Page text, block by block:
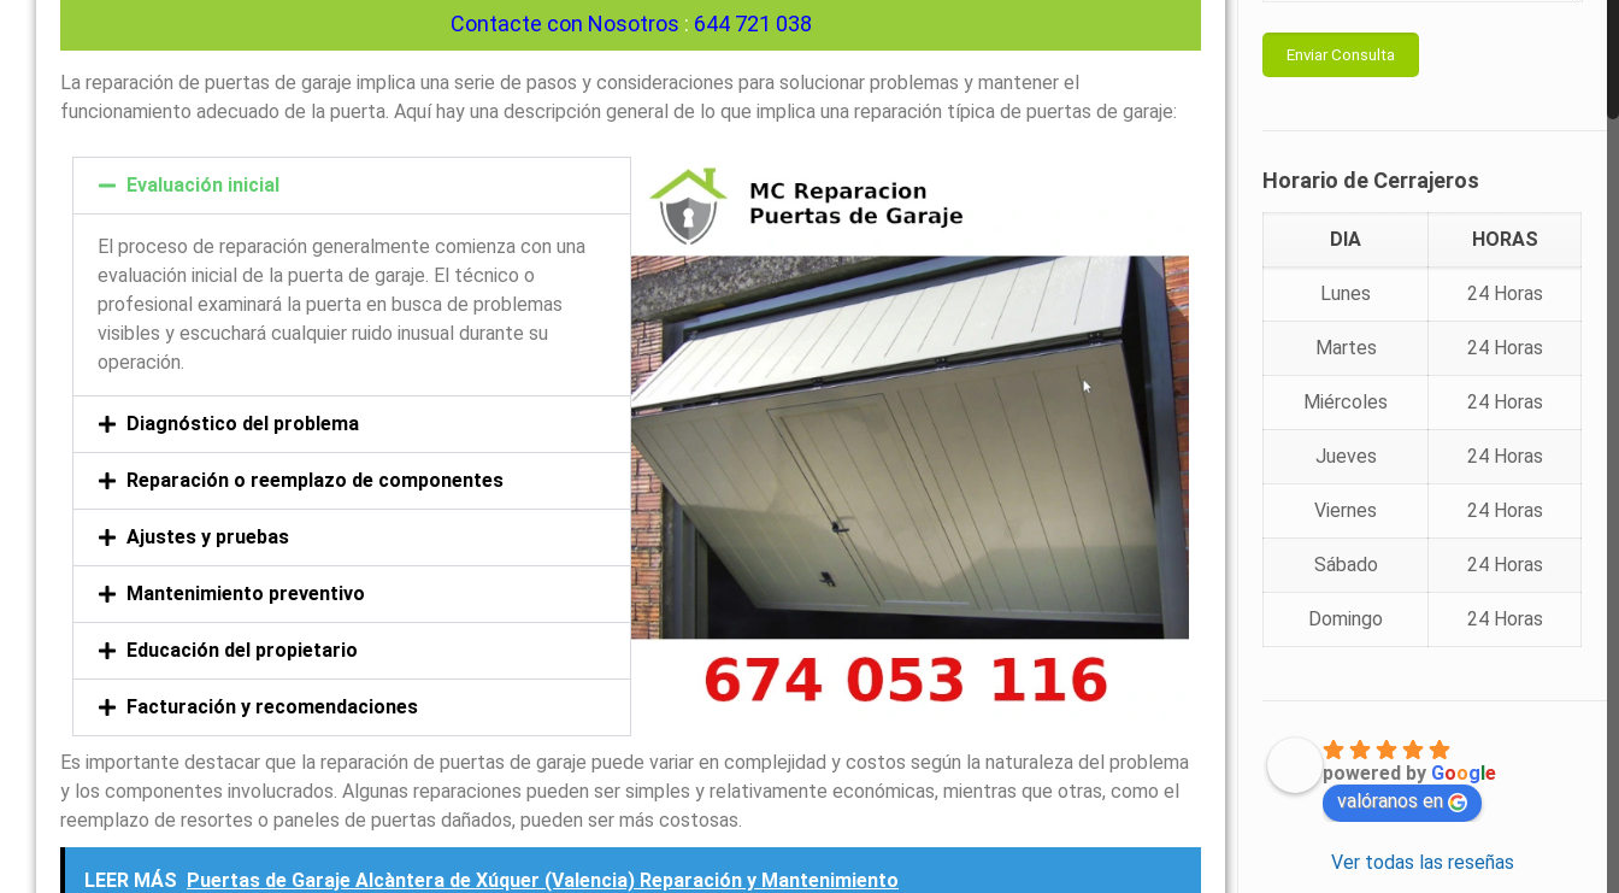
Contacte con Nosotros : 644 721 038
La reparación de puertas de garaje implica una serie de pasos y consideraciones para solucionar problemas y mantener el
funcionamiento adecuado de la puerta. Aquí hay una descripción general de lo que implica una reparación típica de puertas de garaje:
Evaluación inicial
El proceso de reparación generalmente comienza con una
evaluación inicial de la puerta de garaje. El técnico o
profesional examinará la puerta en busca de problemas
visibles y escuchará cualquier ruido inusual durante su
operación.
Diagnóstico del problema
Reparación o reemplazo de componentes
Ajustes y pruebas
Mantenimiento preventivo
Educación del propietario
Facturación y recomendaciones
Es importante destacar que la reparación de puertas de garaje puede variar en complejidad y costos según la naturaleza del problema
y los componentes involucrados. Algunas reparaciones pueden ser simples y relativamente económicas, mientras que otras, como el
reemplazo de resortes o paneles de puertas dañados, pueden ser más costosas.
LEER MÁS Puertas de Garaje Alcàntera de Xúquer (Valencia) Reparación y Mantenimiento
Horario de Cerrajeros
DIA HORAS
Lunes 24 Horas
Martes 24 Horas
Miércoles 24 Horas
Jueves 24 Horas
Viernes 24 Horas
Sábado 24 Horas
Domingo 24 Horas
powered by Google
valóranos en
Ver todas las reseñas